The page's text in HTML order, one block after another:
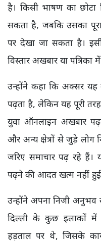
है। किसी भाषण का छोटा
सकता है, जबकि उसका पूरा
पर देखा जा सकता है।
विस्तार अखबार या
उन्होंने कहा कि अक्सर
पढ़ता है, लेकिन यह पूरी
युवा ऑनलाइन अखबार
और अन्य क्षेत्रों से जुड़े
जरिए समाचार पढ़ रहे
पढ़ने की आदत खत्म नहीं
उन्होंने अपना निजी अनुभव
दिल्ली के कुछ इलाकों में
हड़ताल पर थे, जिसके